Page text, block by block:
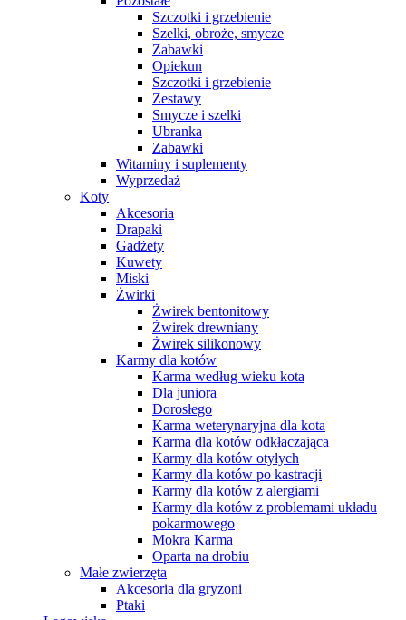
Szczotki i grzebienie
Szelki, obroże, smycze
Zabawki
Opiekun
Szczotki i grzebienie
Zestawy
Smycze i szelki
Ubranka
Zabawki
Witaminy i suplementy
Wyprzedaż
Koty
Akcesoria
Drapaki
Gadżety
Kuwety
Miski
Żwirki
Żwirek bentonitowy
Żwirek drewniany
Żwirek silikonowy
Karmy dla kotów
Karma według wieku kota
Dla juniora
Dorosłego
Karma weterynaryjna dla kota
Karma dla kotów odkłaczająca
Karmy dla kotów otyłych
Karmy dla kotów po kastracji
Karmy dla kotów z alergiami
Karmy dla kotów z problemami układu
pokarmowego
Mokra Karma
Oparta na drobiu
Małe zwierzęta
Akcesoria dla gryzoni
Ptaki